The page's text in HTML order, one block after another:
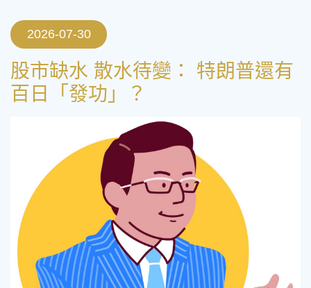
2026-07-30
股市缺水 散水待變： 特朗普還有
百日「發功」？